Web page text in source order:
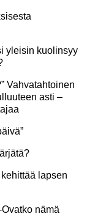
yleisin kuolinsyy
Vahvatahtoinen
asti –
lapsen
nämä